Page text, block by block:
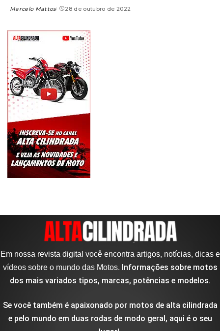
Marcelo Mattos 28 de outubro de 2022
Em nossa revista digital você encontra artigos, notícias, dicas e
vídeos sobre o mundo das Motos. Informações sobre motos
dos mais variados tipos, marcas, potências e modelos.
Se você também é apaixonado por motos de alta cilindrada
e pelo mundo em duas rodas de modo geral, aqui é o seu